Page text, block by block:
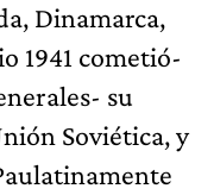
Dinamarca,
1941 cometió-
su
Soviética, y